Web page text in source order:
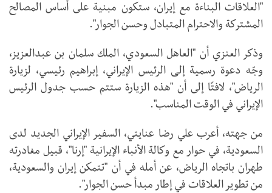
"العلاقات البناءة مع إيران، ستكون مبنية على أساس المصالح
المشتركة والاحترام المتبادل وحسن الجوار".
وذكر العنزي أن "العاهل السعودي، الملك سلمان بن عبدالعزيز،
وجّه دعوة رسمیة إلی الرئیس الإيراني، إبراهیم رئیسي، لزيارة
الرياض"، لافتًا إلى أن "هذه الزيارة ستتم حسب جدول الرئيس
الإيراني في الوقت المناسب".
من جهته، أعرب علي رضا عنايتي، السفیر الإيراني الجديد لدی
السعودیة، في حوار مع وكالة الأنباء الإيرانية "إرنا"، قبيل مغادرته
طهران باتجاه الرياض، عن أمله في أن "تتمكن إيران والسعودية،
من تطوير العلاقات في إطار مبدأ حسن الجوار".